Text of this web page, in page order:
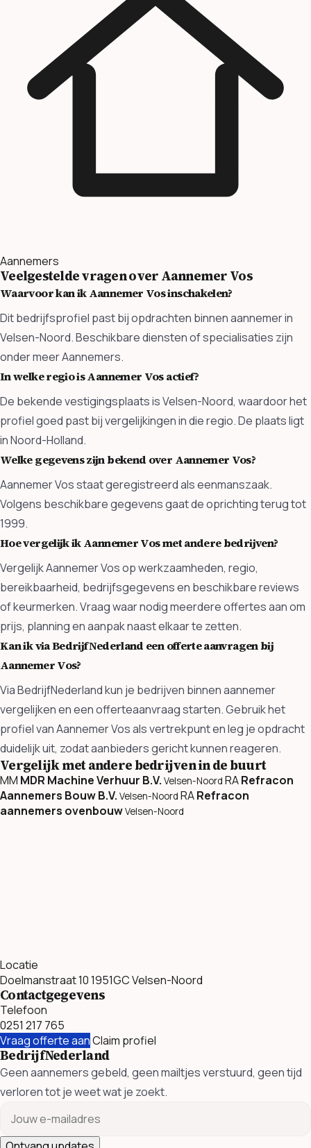
Aannemers
Veelgestelde vragen over Aannemer Vos
Waarvoor kan ik Aannemer Vos inschakelen?
Dit bedrijfsprofiel past bij opdrachten binnen aannemer in
Velsen-Noord. Beschikbare diensten of specialisaties zijn
onder meer Aannemers.
In welke regio is Aannemer Vos actief?
De bekende vestigingsplaats is Velsen-Noord, waardoor het
profiel goed past bij vergelijkingen in die regio. De plaats ligt
in Noord-Holland.
Welke gegevens zijn bekend over Aannemer Vos?
Aannemer Vos staat geregistreerd als eenmanszaak.
Volgens beschikbare gegevens gaat de oprichting terug tot
1999.
Hoe vergelijk ik Aannemer Vos met andere bedrijven?
Vergelijk Aannemer Vos op werkzaamheden, regio,
bereikbaarheid, bedrijfsgegevens en beschikbare reviews
of keurmerken. Vraag waar nodig meerdere offertes aan om
prijs, planning en aanpak naast elkaar te zetten.
Kan ik via BedrijfNederland een offerte aanvragen bij
Aannemer Vos?
Via BedrijfNederland kun je bedrijven binnen aannemer
vergelijken en een offerteaanvraag starten. Gebruik het
profiel van Aannemer Vos als vertrekpunt en leg je opdracht
duidelijk uit, zodat aanbieders gericht kunnen reageren.
Vergelijk met andere bedrijven in de buurt
MM MDR Machine Verhuur B.V. Velsen-Noord RARefracon
Aannemers Bouw B.V. Velsen-Noord RARefracon
aannemers ovenbouwVelsen-Noord
Locatie
Doelmanstraat 10 1951GC Velsen-Noord
Contactgegevens
Telefoon
0251 217 765
Vraag offerte aanClaim profiel
BedrijfNederland
Geen aannemers gebeld, geen mailtjes verstuurd, geen tijd
verloren tot je weet wat je zoekt.